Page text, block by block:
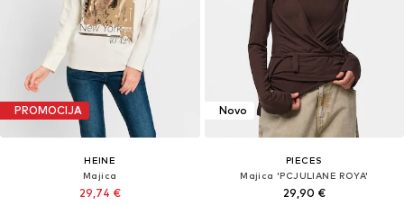
PROMOCIJA
HEINE
Majica
29,74 €
Novo
PIECES
Majica 'PCJULIANE ROYA'
29,90 €